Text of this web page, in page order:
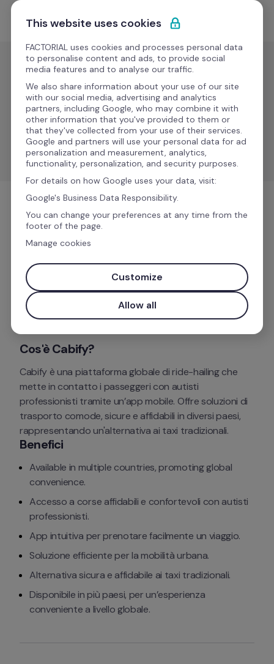
Passa al contenuto
Comincia gratis
Viaggio
Cabify
Semplifica i viaggi dei dipendenti con autisti
professionisti e opzioni di trasporto affidabili.
Viaggio
Ulteriori informazioni
Installa l'app
Cos'è Cabify?
Cabify è una piattaforma globale di ride-hailing che
mette in contatto i passeggeri con autisti
professionisti tramite un’app mobile. Offre soluzioni di
trasporto comode, sicure e affidabili in diversi paesi,
rappresentando un'alternativa ai taxi tradizionali.
Benefici
Available in multiple countries, promoting global
convenience.
Accesso a corse affidabili e confortevoli con autisti
professionisti.
App intuitiva per prenotare facilmente un viaggio.
Soluzione efficiente per la mobilità urbana.
Alternativa sicura e affidabile ai taxi tradizionali.
Disponibile in più paesi, per un’esperienza
conveniente a livello globale.
This website uses cookies
FACTORIAL uses cookies and processes personal data
to personalise content and ads, to provide social
media features and to analyse our traffic.
We also share information about your use of our site
with our social media, advertising and analytics
partners, including Google, who may combine it with
other information that you've provided to them or
that they've collected from your use of their services.
Google and partners will use your personal data for ad
personalization and measurement, analytics,
functionality, personalization, and security purposes.
For details on how Google uses your data, visit:
Google's Business Data Responsibility.
You can change your preferences at any time from the
footer of the page.
Manage cookies
Customize
Allow all